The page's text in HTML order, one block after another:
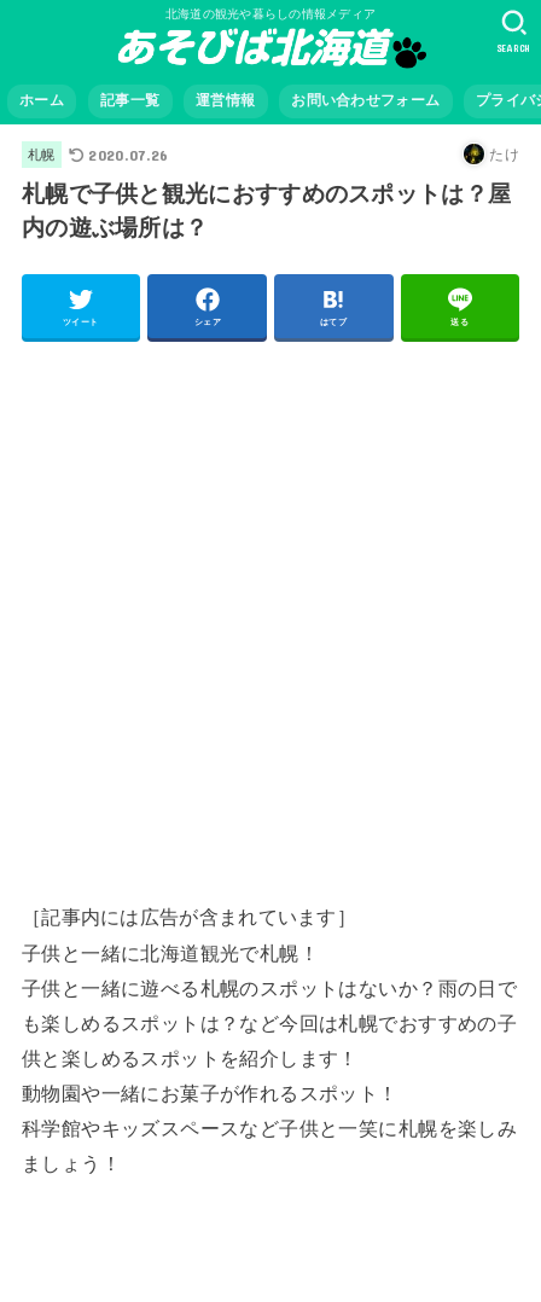
北海道の観光や暮らしの情報メディア
ホーム 記事一覧 運営情報 お問い合わせフォーム プライバ
SEARCH
札幌 2020.07.26 たけ
札幌で子供と観光におすすめのスポットは？屋
内の遊ぶ場所は？
ツイート シェア はてブ 送る
［記事内には広告が含まれています］
子供と一緒に北海道観光で札幌！
子供と一緒に遊べる札幌のスポットはないか？雨の日で
も楽しめるスポットは？など今回は札幌でおすすめの子
供と楽しめるスポットを紹介します！
動物園や一緒にお菓子が作れるスポット！
科学館やキッズスペースなど子供と一笑に札幌を楽しみ
ましょう！